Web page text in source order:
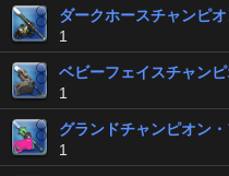
ダークホースチャンピ
1
ベビーフェイスチャン
1
グランドチャンピオン
1